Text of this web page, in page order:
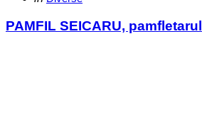
PAMFIL SEICARU, pamfletarul